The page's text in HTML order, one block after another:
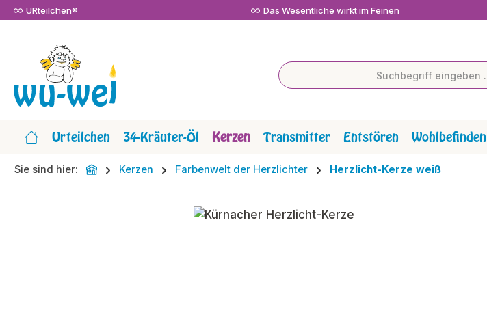
Hauptinhalt springen
Zur Suche springen
Zur Hauptnavigation springen
URteilchen® Das Wesentliche wirkt im Feinen
Urteilchen 34-Kräuter-Öl Kerzen Transmitter Entstören Wohlbefinden
Sie sind hier: Kerzen Farbenwelt der Herzlichter Herzlicht-Kerze weiß